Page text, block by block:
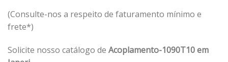
(Consulte-nos a respeito de faturamento mínimo e
frete*)
Solicite nosso catálogo de Acoplamento-1090T10 em